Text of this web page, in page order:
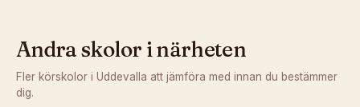
Andra skolor i närheten
Fler körskolor i Uddevalla att jämföra med innan du bestämmer
dig.